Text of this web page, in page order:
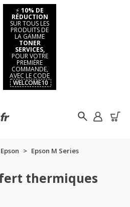
⚡ 10% DE
RÉDUCTION
SUR TOUS LES
PRODUITS DE
LA GAMME
TONER
SERVICES,
POUR VOTRE
PREMIÈRE
COMMANDE,
AVEC LE CODE
WELCOME10
Epson
Epson M Series
thermiques